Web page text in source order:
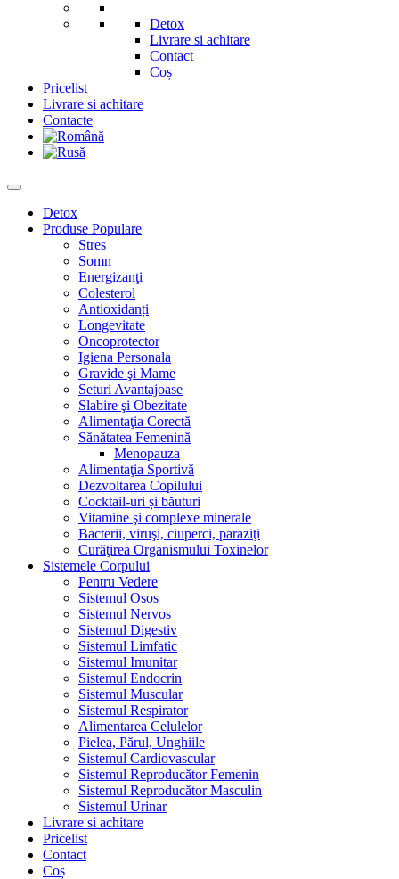
Detox
Livrare si achitare
Contact
Coș
Pricelist
Livrare si achitare
Contacte
Detox
Produse Populare
Stres
Somn
Energizanţi
Colesterol
Antioxidanți
Longevitate
Oncoprotector
Igiena Personala
Gravide şi Mame
Seturi Avantajoase
Slabire şi Obezitate
Alimentaţia Corectă
Sănătatea Femenină
Menopauza
Alimentaţia Sportivă
Dezvoltarea Copilului
Cocktail-uri și băuturi
Vitamine şi complexe minerale
Bacterii, viruşi, ciuperci, paraziţi
Curăţirea Organismului Toxinelor
Sistemele Corpului
Pentru Vedere
Sistemul Osos
Sistemul Nervos
Sistemul Digestiv
Sistemul Limfatic
Sistemul Imunitar
Sistemul Endocrin
Sistemul Muscular
Sistemul Respirator
Alimentarea Celulelor
Pielea, Părul, Unghiile
Sistemul Cardiovascular
Sistemul Reproducător Femenin
Sistemul Reproducător Masculin
Sistemul Urinar
Livrare si achitare
Pricelist
Contact
Coș